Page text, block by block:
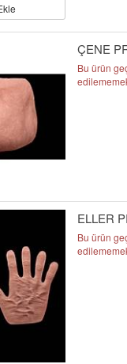
ÇENE
Bu ürün
ELLER
Bu ürün